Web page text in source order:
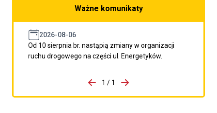
Ważne komunikaty
2026-08-06
Od 10 sierpnia br. nastąpią zmiany w organizacji
ruchu drogowego na części ul. Energetyków.
porzpedniego komunikatu
1 / 1
Przejdź do następnego